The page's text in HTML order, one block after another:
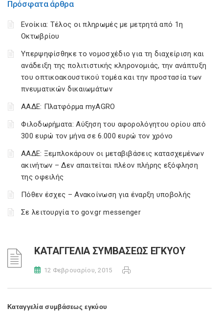
Πρόσφατα άρθρα
Ενοίκια: Τέλος οι πληρωμές με μετρητά από 1η
Οκτωβρίου
Υπερψηφίσθηκε το νομοσχέδιο για τη διαχείριση και
ανάδειξη της πολιτιστικής κληρονομιάς, την ανάπτυξη
του οπτικοακουστικού τομέα και την προστασία των
πνευματικών δικαιωμάτων
ΑΑΔΕ: Πλατφόρμα myAGRO
Φιλοδωρήματα: Αύξηση του αφορολόγητου ορίου από
300 ευρώ τον μήνα σε 6.000 ευρώ τον χρόνο
ΑΑΔΕ: Ξεμπλοκάρουν οι μεταβιβάσεις κατασχεμένων
ακινήτων – Δεν απαιτείται πλέον πλήρης εξόφληση
της οφειλής
Πόθεν έσχες – Ανακοίνωση για έναρξη υποβολής
Σε λειτουργία το gov.gr messenger
ΚΑΤΑΓΓΕΛΙΑ ΣΥΜΒΑΣΕΩΣ ΕΓΚΥΟΥ
12 Φεβρουαρίου, 2015
Καταγγελία συμβάσεως εγκύου